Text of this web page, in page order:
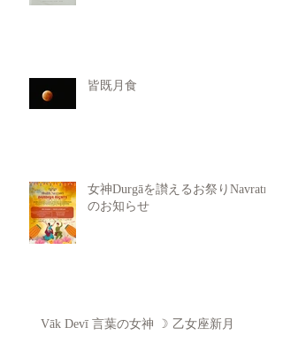
皆既月食
女神Durgāを讃えるお祭りNavratri
のお知らせ
Vāk Devī 言葉の女神 ☽ 乙女座新月